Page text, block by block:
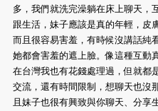
多，我們就洗完澡躺在床上聊天，
跟生活，妹子應該是真的年輕，皮
而且很容易害羞，有時候沒講話純
她都會害羞的遮上臉。像這種互動
在台灣我也有花錢處理過，但就都
交流，還有時間限制，想聊天也沒
且妹子也很有興致與你聊天、分享